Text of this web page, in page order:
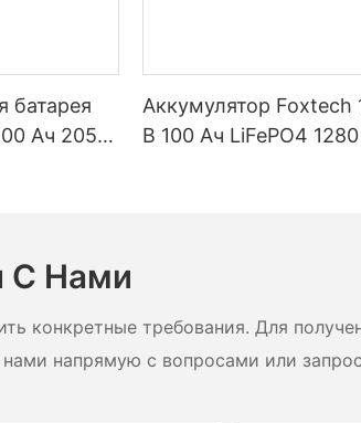
батарея
Ач 205
Аккумулятор Foxtech
В 100 Ач LiFePO4 1280
С Нами
конкретные требования. Для
напрямую с вопросами или